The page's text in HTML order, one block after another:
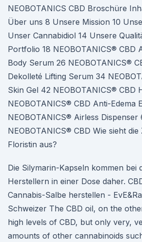
NEOBOTANICS CBD Broschüre
Über uns 8 Unsere Mission 10
Unser Cannabidiol 14 Unsere
Portfolio 18 NEOBOTANICS® CBD
Body Serum 26 NEOBOTANICS®
Dekolleté Lifting Serum 34
Skin Gel 42 NEOBOTANICS® CBD
NEOBOTANICS® CBD Anti-Edema
NEOBOTANICS® Airless Dispenser
NEOBOTANICS® CBD Wie sieht
Floristin aus?
Die Silymarin-Kapseln kommen bei
Herstellern in einer Dose daher.
Cannabis-Salbe herstellen -
Schweizer The CBD oil, on the
high levels of CBD, but only very,
amounts of other cannabinoids